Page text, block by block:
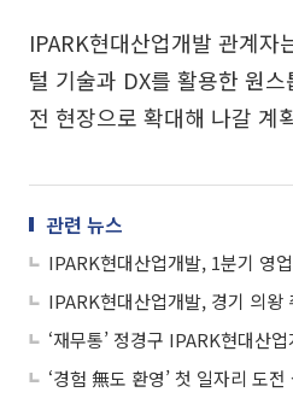
IPARK현대산업개발 관계자
털 기술과 DX를 활용한 원
전 현장으로 확대해 나갈 계
관련 뉴스
IPARK현대산업개발, 경기 의왕
‘경험 無도 환영’ 첫 일자리 도전